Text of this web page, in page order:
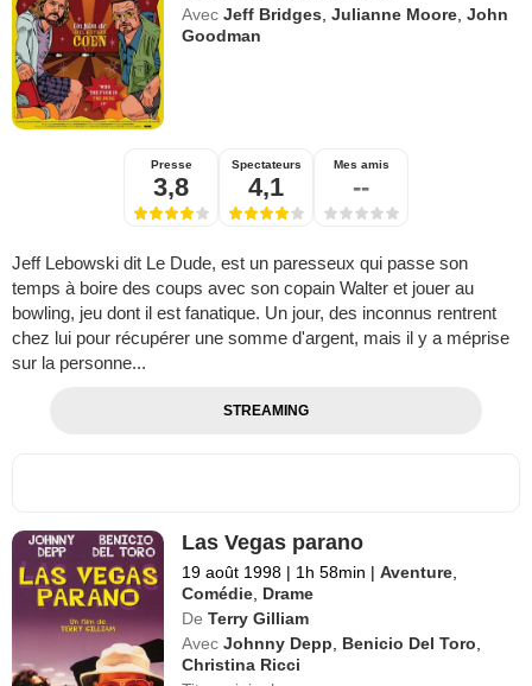
Avec Jeff Bridges ,Julianne Moore ,John
Goodman
Presse
3,8
Spectateurs
4,1
Mes amis
--
Jeff Lebowski dit Le Dude, est un paresseux qui passe son
temps à boire des coups avec son copain Walter et jouer au
bowling, jeu dont il est fanatique. Un jour, des inconnus rentrent
chez lui pour récupérer une somme d'argent, mais il y a méprise
sur la personne...
STREAMING
Las Vegas parano
19 août 1998 | 1h 58min | Aventure
Comédie Drame
De Terry Gilliam
Avec Johnny Depp Benicio Del Toro
Christina Ricci